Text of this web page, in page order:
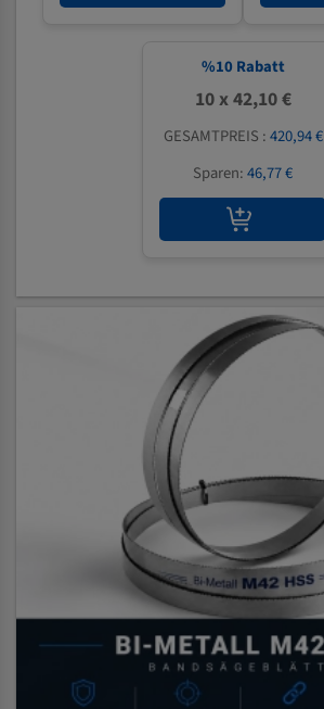
%10 Rabatt
10 x 42,10 €
GESAMTPREIS :420,94 €
Sparen:46,77 €